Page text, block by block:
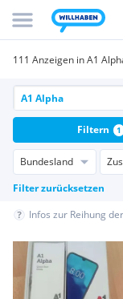
111 Anzeigen in A1
Bundesland
Filter zurücksetzen
Filtern 1
Infos zur Reihung